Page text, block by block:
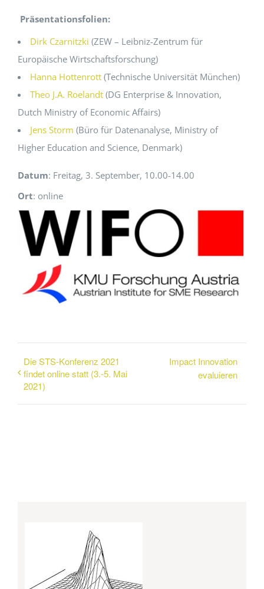
Präsentationsfolien:
Dirk Czarnitzki (ZEW – Leibniz-Zentrum für
Europäische Wirtschaftsforschung)
Hanna Hottenrott (Technische Universität München)
Theo J.A. Roelandt (DG Enterprise & Innovation,
Dutch Ministry of Economic Affairs)
Jens Storm (Büro für Datenanalyse, Ministry of
Higher Education and Science, Denmark)
Datum: Freitag, 3. September, 10.00-14.00
Ort: online
Die STS-Konferenz 2021
findet online statt (3.-5. Mai
2021)
Impact Innovation
evaluieren